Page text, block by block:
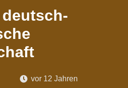
vor 12 Jahren